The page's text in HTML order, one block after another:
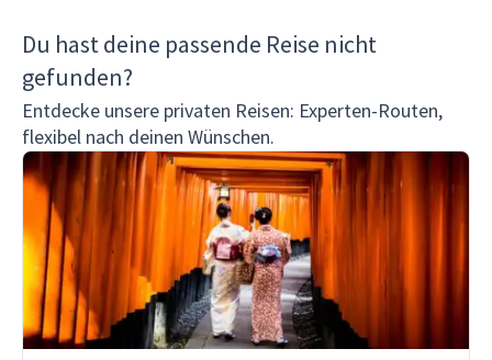
Du hast deine passende Reise nicht
gefunden?
Entdecke unsere privaten Reisen: Experten-Routen,
flexibel nach deinen Wünschen.